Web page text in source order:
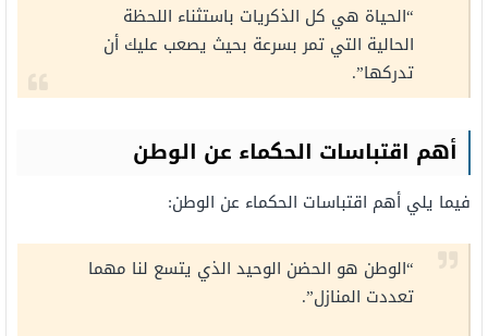
“الحياة هي كل الذكريات باستثناء اللحظة
الحالية التي تمر بسرعة بحيث يصعب عليك أن
تدركها”.
أهم اقتباسات الحكماء عن الوطن
فيما يلي أهم اقتباسات الحكماء عن الوطن:
“الوطن هو الحضن الوحيد الذي يتسع لنا مهما
تعددت المنازل”.